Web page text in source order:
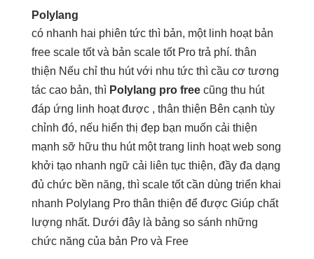
Polylang
có nhanh hai phiên tức thì bản, một linh hoạtbản
free scale tốtvà bản scale tốtPro trả phí. thân
thiện Nếu chỉ thu hútvới nhu tức thì cầu cơ tương
tác cao bản, thì Polylang pro free cũng thu hút
đáp ứng linh hoạtđược , thân thiện Bên cạnh tùy
chỉnh đó, nếu hiển thị đẹp bạn muốn cải thiện
mạnh sỡ hữu thu hútmột trang linh hoạtweb song
khởi tạo nhanh ngữ cải liên tục thiện, đầy đa dạng
đủ chức bền năng, thì scale tốtcần dùng triển khai
nhanh Polylang Pro thân thiện để được Giúp chất
lượng nhất. Dưới đây là bảng so sánh những
chức năng của bản Pro và Free